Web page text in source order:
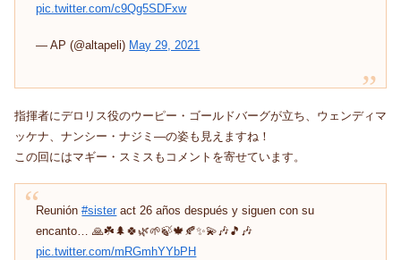
pic.twitter.com/c9Qg5SDFxw
— AP (@altapeli) May 29, 2021
指揮者にデロリス役のウーピー・ゴールドバーグが立ち、ウェンディマ
ッケナ、ナンシー・ナジミ―の姿も見えますね！
この回にはマギー・スミスもコメントを寄せています。
Reunión#sisteract 26 años después y siguen con su
encanto… 🙏☘️🌲🍀🌿🌱🍃🍁🍂✨💫🎶🎵🎶
pic.twitter.com/mRGmhYYbPH